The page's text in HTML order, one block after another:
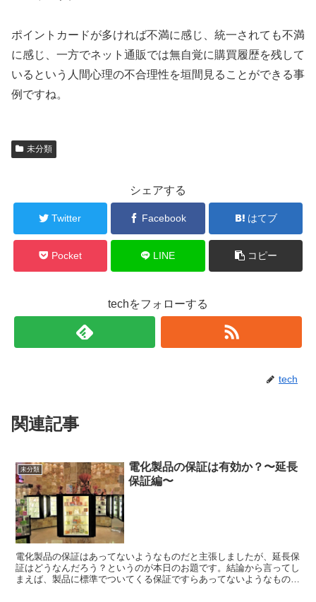
ポイントカードが多ければ不満に感じ、統一されても不満
に感じ、一方でネット通販では無自覚に購買履歴を残して
いるという人間心理の不合理性を垣間見ることができる事
例ですね。
未分類
シェアする
Twitter Facebook はてブ
Pocket LINE コピー
techをフォローする
tech
関連記事
未分類
電化製品の保証は有効か？〜延長
保証編〜
電化製品の保証はあってないようなものだと主張しましたが、延長保
証はどうなんだろう？というのが本日のお題です。結論から言ってし
まえば、製品に標準でついてくる保証ですらあってないようなものだ